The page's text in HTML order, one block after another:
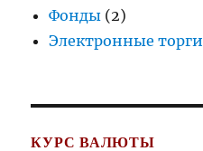
Фонды (2)
Электронные торги
КУРС ВАЛЮТЫ